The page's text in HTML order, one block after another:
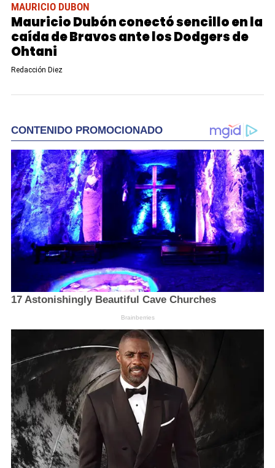
MAURICIO DUBON
Mauricio Dubón conectó sencillo en la
caída de Bravos ante los Dodgers de
Ohtani
Redacción Diez